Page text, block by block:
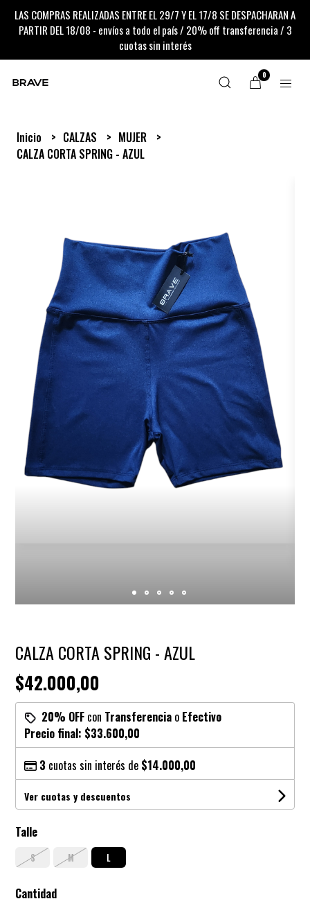
LAS COMPRAS REALIZADAS ENTRE EL 29/7 Y EL 17/8 SE DESPACHARAN A
PARTIR DEL 18/08 - envíos a todo el país / 20% off transferencia / 3
cuotas sin interés
0
Inicio CALZAS
MUJER
CALZA CORTA SPRING - AZUL
CALZA CORTA SPRING - AZUL
$42.000,00
20% OFF con Transferencia o Efectivo
Precio final: $33.600,00
3 cuotas sin interés de $14.000,00
Ver cuotas y descuentos
Talle
S M L
Cantidad